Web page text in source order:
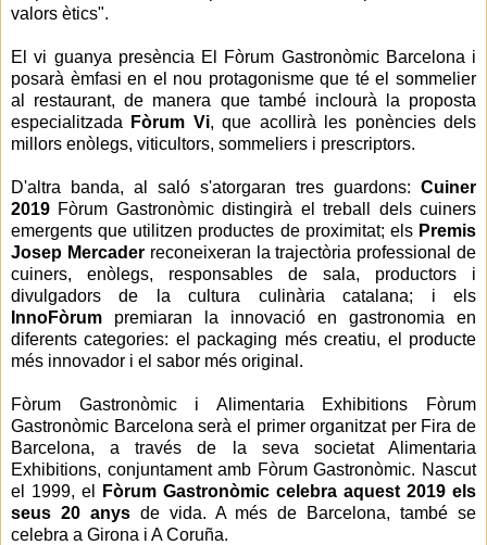
valors ètics".
El vi guanya presència El Fòrum Gastronòmic Barcelona i
posarà èmfasi en el nou protagonisme que té el sommelier
al restaurant, de manera que també inclourà la proposta
especialitzada
Fòrum Vi, que acollirà les ponències dels
millors enòlegs, viticultors, sommeliers i prescriptors.
D'altra banda, al saló s'atorgaran tres guardons: Cuiner
2019 Fòrum Gastronòmic distingirà el treball dels cuiners
emergents que utilitzen productes de proximitat; els Premis
Josep Mercaderreconeixeran la trajectòria professional de
cuiners, enòlegs, responsables de sala, productors i
divulgadors de la cultura culinària catalana; i els
InnoFòrum premiaran la innovació en gastronomia en
diferents categories: el packaging més creatiu, el producte
més innovador i el sabor més original.
Fòrum Gastronòmic i Alimentaria Exhibitions Fòrum
Gastronòmic Barcelona serà el primer organitzat per Fira de
Barcelona, a través de la seva societat Alimentaria
Exhibitions, conjuntament amb Fòrum Gastronòmic. Nascut
el 1999, el
Fòrum Gastronòmic celebra aquest 2019 els
seus 20 anys de vida. A més de Barcelona, també se
celebra a Girona i A Coruña.